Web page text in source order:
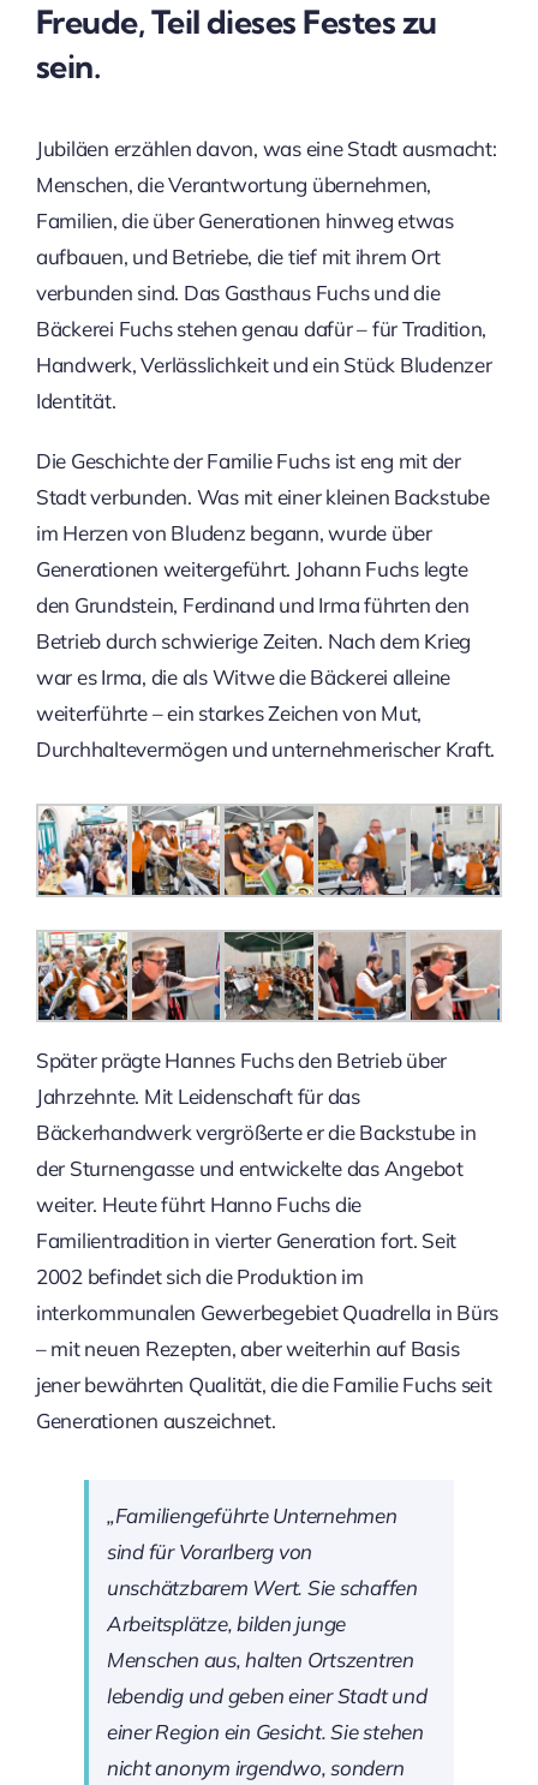
Freude, Teil dieses Festes zu
sein.
Jubiläen erzählen davon, was eine Stadt ausmacht:
Menschen, die Verantwortung übernehmen,
Familien, die über Generationen hinweg etwas
aufbauen, und Betriebe, die tief mit ihrem Ort
verbunden sind. Das Gasthaus Fuchs und die
Bäckerei Fuchs stehen genau dafür – für Tradition,
Handwerk, Verlässlichkeit und ein Stück Bludenzer
Identität.
Die Geschichte der Familie Fuchs ist eng mit der
Stadt verbunden. Was mit einer kleinen Backstube
im Herzen von Bludenz begann, wurde über
Generationen weitergeführt. Johann Fuchs legte
den Grundstein, Ferdinand und Irma führten den
Betrieb durch schwierige Zeiten. Nach dem Krieg
war es Irma, die als Witwe die Bäckerei alleine
weiterführte – ein starkes Zeichen von Mut,
Durchhaltevermögen und unternehmerischer Kraft.
Später prägte Hannes Fuchs den Betrieb über
Jahrzehnte. Mit Leidenschaft für das
Bäckerhandwerk vergrößerte er die Backstube in
der Sturnengasse und entwickelte das Angebot
weiter. Heute führt Hanno Fuchs die
Familientradition in vierter Generation fort. Seit
2002 befindet sich die Produktion im
interkommunalen Gewerbegebiet Quadrella in Bürs
– mit neuen Rezepten, aber weiterhin auf Basis
jener bewährten Qualität, die die Familie Fuchs seit
Generationen auszeichnet.
„Familiengeführte Unternehmen
sind für Vorarlberg von
unschätzbarem Wert. Sie schaffen
Arbeitsplätze, bilden junge
Menschen aus, halten Ortszentren
lebendig und geben einer Stadt und
einer Region ein Gesicht. Sie stehen
nicht anonym irgendwo, sondern